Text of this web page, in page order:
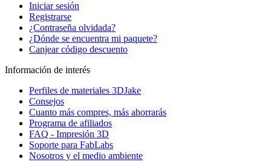
Iniciar sesión
Registrarse
¿Contraseña olvidada?
¿Dónde se encuentra mi paquete?
Canjear código descuento
Información de interés
Perfiles de materiales 3DJake
Consejos
Cuanto más compres, más ahorrarás
Programa de afiliados
FAQ - Impresión 3D
Soporte para FabLabs
Nosotros y el medio ambiente